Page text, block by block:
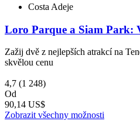
Costa Adeje
Loro Parque a Siam Park:
Zažij dvě z nejlepších atrakcí na
skvělou cenu
4,7 (1 248)
Od
90,14 US$
Zobrazit všechny možnosti